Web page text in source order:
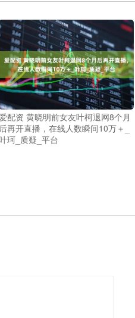
配资 黄晓明前女友叶柯退网8个月
后再开直播，在线人数瞬间10万＋_
珂_质疑_平台